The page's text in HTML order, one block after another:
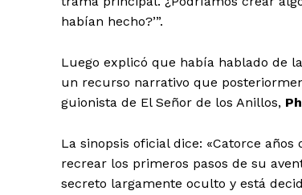
habían hecho?’”.
Luego explicó que había hablado de
un recurso narrativo que
guionista de El Señor de los Anillos,
La sinopsis oficial dice: «Catorce
recrear los primeros pasos de su
secreto largamente oculto y está